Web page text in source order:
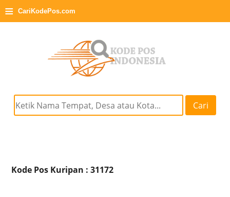
≡ CariKodePos.com
Cari
Kode Pos Kuripan : 31172